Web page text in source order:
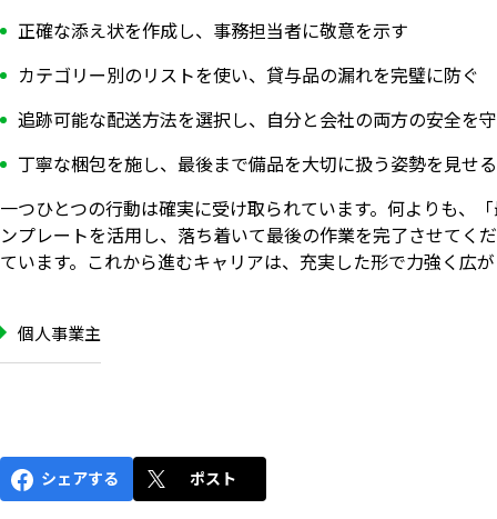
正確な添え状を作成し、事務担当者に敬意を示す
カテゴリー別のリストを使い、貸与品の漏れを完璧に防ぐ
追跡可能な配送方法を選択し、自分と会社の両方の安全を
丁寧な梱包を施し、最後まで備品を大切に扱う姿勢を見せる
一つひとつの行動は確実に受け取られています。何よりも、
ンプレートを活用し、落ち着いて最後の作業を完了させてく
ています。これから進むキャリアは、充実した形で力強く広
個人事業主
シェアする ポスト